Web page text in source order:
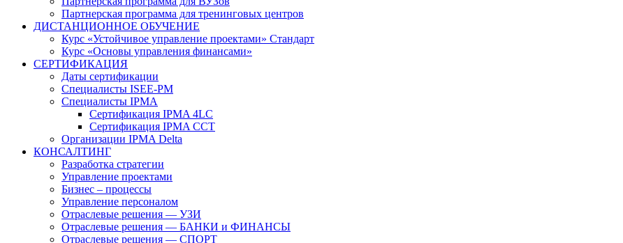
Партнерская программа для тренинговых центров
ДИСТАНЦИОННОЕ ОБУЧЕНИЕ
Курс «Устойчивое управление проектами» Стандарт
Курс «Основы управления финансами»
СЕРТИФИКАЦИЯ
Даты сертификации
Специалисты ISEE-PM
Специалисты IPMA
Сертификация IPMA 4LC
Сертификация IPMA CCT
Организации IPMA Delta
КОНСАЛТИНГ
Разработка стратегии
Управление проектами
Бизнес – процессы
Управление персоналом
Отраслевые решения — УЗИ
Отраслевые решения — БАНКИ и ФИНАНСЫ
Отраслевые решения — СПОРТ